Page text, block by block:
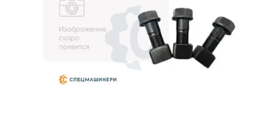
3D тур по производству